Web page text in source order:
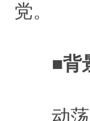
党。
■背
动荡的